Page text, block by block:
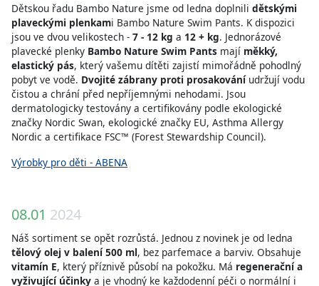
Dětskou řadu Bambo Nature jsme od ledna doplnili dětskými
plaveckými plenkami Bambo Nature Swim Pants. K dispozici
jsou ve dvou velikostech - 7 - 12 kg a 12 + kg. Jednorázové
plavecké plenky Bambo Nature Swim Pants mají měkký,
elastický pás, který vašemu dítěti zajistí mimořádně pohodlný
pobyt ve vodě. Dvojité zábrany proti prosakováníudržují vodu
čistou a chrání před nepříjemnými nehodami. Jsou
dermatologicky testovány a certifikovány podle ekologické
značky Nordic Swan, ekologické značky EU, Asthma Allergy
Nordic a certifikace FSC™ (Forest Stewardship Council).
Výrobky pro děti - ABENA
08.01 2024
Náš sortiment se opět rozrůstá. Jednou z novinek je od ledna
tělový olej v balení 500 ml, bez parfemace a barviv. Obsahuje
vitamín E, který příznivě působí na pokožku. Má regenerační a
vyživující účinky a je vhodný ke každodenní péči o normální i